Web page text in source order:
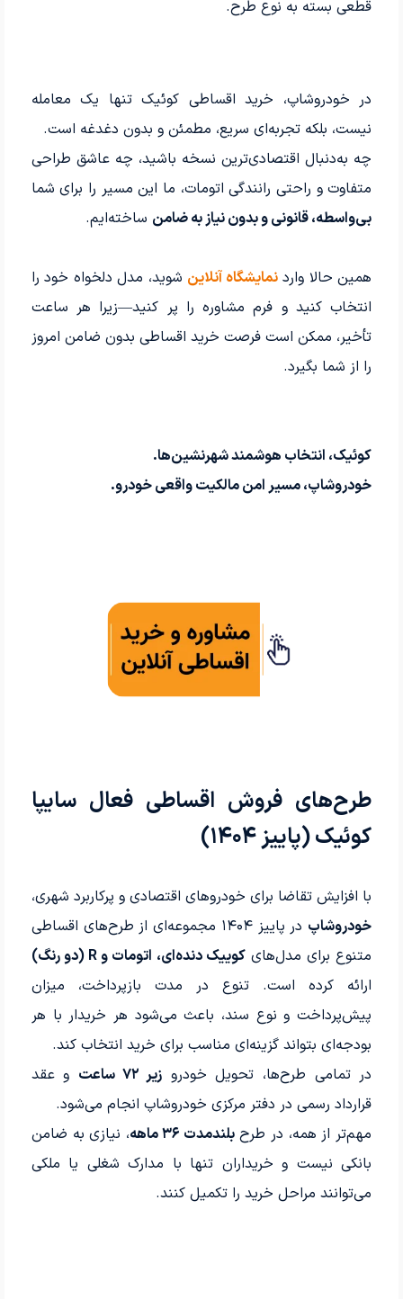
قطعی بسته به نوع طرح.
در خودرو‌شاپ، خرید اقساطی کوئیک تنها یک معامله
نیست، بلکه تجربه‌ای سریع، مطمئن و بدون دغدغه است.
چه به‌دنبال اقتصادی‌ترین نسخه باشید، چه عاشق طراحی
متفاوت و راحتی رانندگی اتومات، ما این مسیر را برای شما
بی‌واسطه، قانونی و بدون نیاز به ضامن ساخته‌ایم.
همین حالا واردنمایشگاه آنلاین شوید، مدل دلخواه خود را
انتخاب کنید و فرم مشاوره را پر کنید—زیرا هر ساعت
تأخیر، ممکن است فرصت خرید اقساطی بدون ضامن امروز
را از شما بگیرد.
کوئیک، انتخاب هوشمند شهرنشین‌ها.
خودرو‌شاپ، مسیر امن مالکیت واقعی خودرو.
طرح‌های فروش اقساطی فعال سایپا
کوئیک (پاییز ۱۴۰۴)
با افزایش تقاضا برای خودروهای اقتصادی و پرکاربرد شهری،
خودرو‌شاپ
در پاییز ۱۴۰۴ مجموعه‌ای از طرح‌های اقساطی
متنوع برای مدل‌هایکوییک دنده‌ای، اتومات و R (دو رنگ)
ارائه کرده است. تنوع در مدت بازپرداخت، میزان
پیش‌پرداخت و نوع سند، باعث می‌شود هر خریدار با هر
بودجه‌ای بتواند گزینه‌ای مناسب برای خرید انتخاب کند.
در تمامی طرح‌ها، تحویل خودرو زیر ۷۲ ساعت
و عقد
قرارداد رسمی در دفتر مرکزی خودرو‌شاپ انجام می‌شود.
مهم‌تر از همه، در طرحبلندمدت ۳۶ ماهه
، نیازی به ضامن
بانکی نیست و خریداران تنها با مدارک شغلی یا ملکی
می‌توانند مراحل خرید را تکمیل کنند.